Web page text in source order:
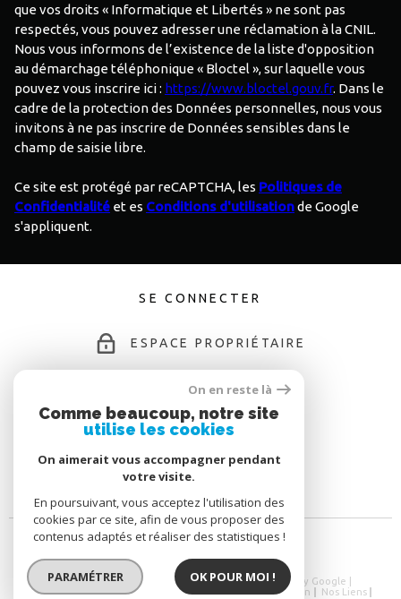
que vos droits « Informatique et Libertés » ne sont pas
respectés, vous pouvez adresser une réclamation à la CNIL.
Nous vous informons de l’existence de la liste d'opposition
au démarchage téléphonique « Bloctel », sur laquelle vous
pouvez vous inscrire ici : https://www.bloctel.gouv.fr. Dans le
cadre de la protection des Données personnelles, nous vous
invitons à ne pas inscrire de Données sensibles dans le
champ de saisie libre.
Ce site est protégé par reCAPTCHA, les Politiques de
Confidentialité et es Conditions d'utilisationde Google
s'appliquent.
SE CONNECTER
ESPACE PROPRIÉTAIRE
ADHÉRENTS
© 2026 | Tous droits réservés | Traduction powered by Google |
Nos Honoraires
Plan Du Site Mentions Légales Admin
Nos Liens
On en reste là
Comme beaucoup, notre site
utilise les cookies
On aimerait vous accompagner pendant
votre visite.
En poursuivant, vous acceptez l'utilisation des
cookies par ce site, afin de vous proposer des
contenus adaptés et réaliser des statistiques !
PARAMÉTRER OK POUR MOI !